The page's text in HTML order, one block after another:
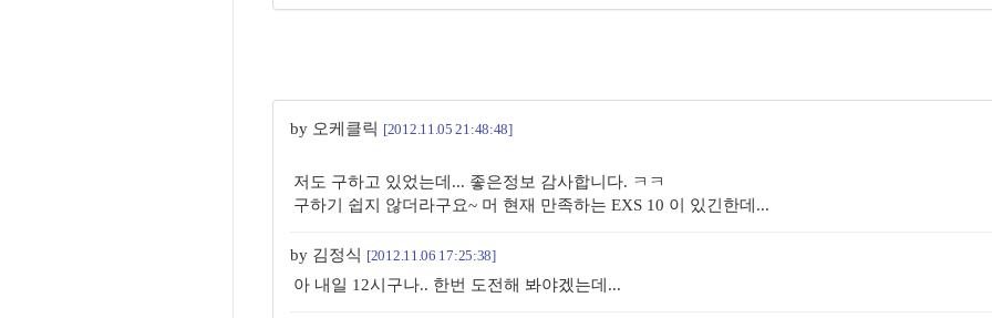
by 오케클릭 [2012.11.05 21:48:48]
저도 구하고 있었는데... 좋은정보 감사합니다. ㅋㅋ
구하기 쉽지 않더라구요~ 머 현재 만족하는 EXS 10 이 있긴한데...
by 김정식 [2012.11.06 17:25:38]
아 내일 12시구나.. 한번 도전해 봐야겠는데...